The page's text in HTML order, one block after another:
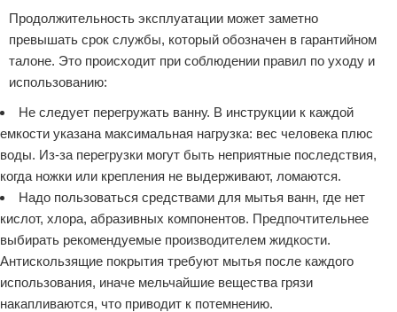
Продолжительность эксплуатации может заметно
превышать срок службы, который обозначен в гарантийном
талоне. Это происходит при соблюдении правил по уходу и
использованию:
Не следует перегружать ванну. В инструкции к каждой
емкости указана максимальная нагрузка: вес человека плюс
воды. Из-за перегрузки могут быть неприятные последствия,
когда ножки или крепления не выдерживают, ломаются.
Надо пользоваться средствами для мытья ванн, где нет
кислот, хлора, абразивных компонентов. Предпочтительнее
выбирать рекомендуемые производителем жидкости.
Антискользящие покрытия требуют мытья после каждого
использования, иначе мельчайшие вещества грязи
накапливаются, что приводит к потемнению.